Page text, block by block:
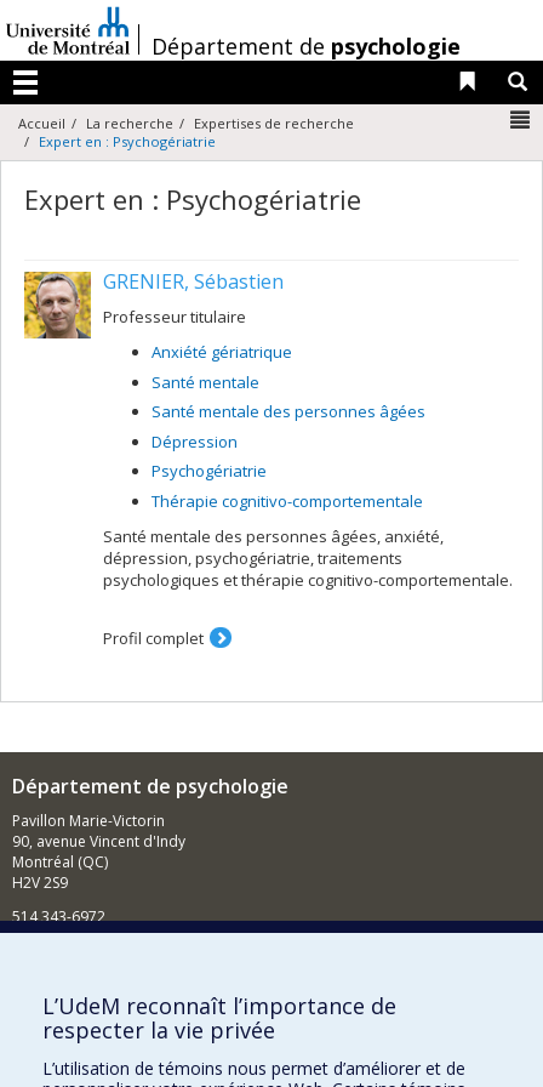
au
contenu
/Département de psychologie
Menu
Liens
Accueil La recherche
Expertises de recherche
Expert en : Psychogériatrie
Expert en : Psychogériatrie
GRENIER, Sébastien
Professeur titulaire
Anxiété gériatrique
Santé mentale
Santé mentale des personnes âgées
Dépression
Psychogériatrie
Thérapie cognitivo-comportementale
Santé mentale des personnes âgées, anxiété,
dépression, psychogériatrie, traitements
psychologiques et thérapie cognitivo-comportementale.
Profil complet
Département de psychologie
Pavillon Marie-Victorin
90, avenue Vincent d'Indy
Montréal (QC)
H2V 2S9
514 343-6972
Comment soutenir le Département?
BESOIN D'AIDE?
Plan du site
L’UdeM reconnaît l’importance de
respecter la vie privée
L’utilisation de témoins nous permet d’améliorer et de